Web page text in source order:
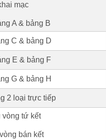
mạc
A & bảng B
C & bảng D
E & bảng F
G & bảng H
2 loại trực tiếp
vòng tứ kết
bán kết